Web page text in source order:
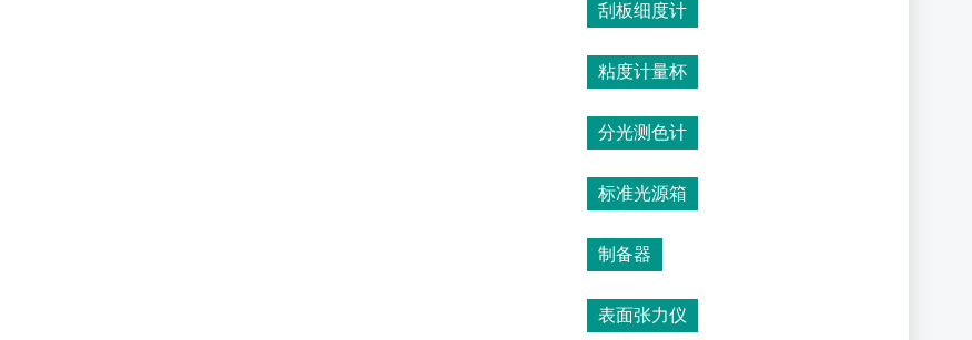
刮板细度计
粘度计量杯
分光测色计
标准光源箱
制备器
表面张力仪